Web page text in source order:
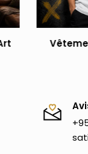
! Si tu as aimé ce
objets originaux